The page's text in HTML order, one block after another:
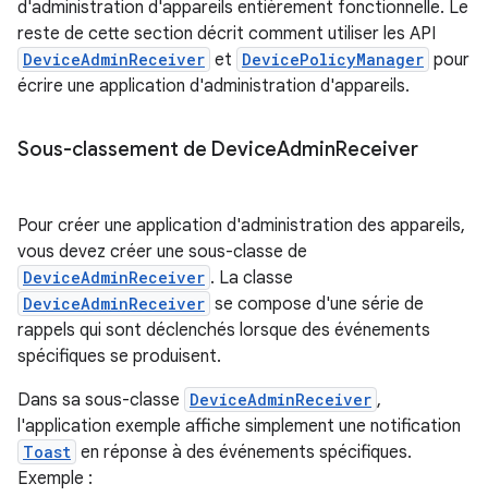
d'administration d'appareils entièrement fonctionnelle. Le
reste de cette section décrit comment utiliser les API
DeviceAdminReceiver et DevicePolicyManager pour
écrire une application d'administration d'appareils.
Sous-classement de DeviceAdminReceiver
Pour créer une application d'administration des appareils,
vous devez créer une sous-classe de
DeviceAdminReceiver . La classe
DeviceAdminReceiver se compose d'une série de
rappels qui sont déclenchés lorsque des événements
spécifiques se produisent.
Dans sa sous-classe DeviceAdminReceiver ,
l'application exemple affiche simplement une notification
Toast en réponse à des événements spécifiques.
Exemple :